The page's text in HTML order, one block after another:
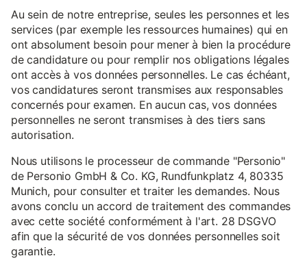
Au sein de notre entreprise, seules les personnes et les
services (par exemple les ressources humaines) qui en
ont absolument besoin pour mener à bien la procédure
de candidature ou pour remplir nos obligations légales
ont accès à vos données personnelles. Le cas échéant,
vos candidatures seront transmises aux responsables
concernés pour examen. En aucun cas, vos données
personnelles ne seront transmises à des tiers sans
autorisation.
Nous utilisons le processeur de commande "Personio"
de Personio GmbH & Co. KG, Rundfunkplatz 4, 80335
Munich, pour consulter et traiter les demandes. Nous
avons conclu un accord de traitement des commandes
avec cette société conformément à l'art. 28 DSGVO
afin que la sécurité de vos données personnelles soit
garantie.